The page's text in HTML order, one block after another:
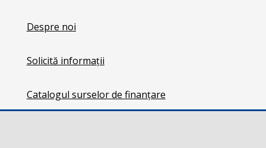
Despre noi
Solicită informații
Catalogul surselor de finanțare